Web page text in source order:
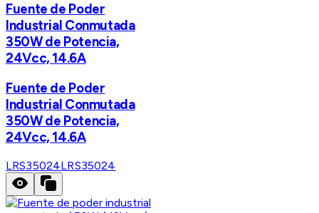
Fuente de Poder
Industrial Conmutada
350W de Potencia,
24Vcc, 14.6A
Fuente de Poder
Industrial Conmutada
350W de Potencia,
24Vcc, 14.6A
LRS35024LRS35024